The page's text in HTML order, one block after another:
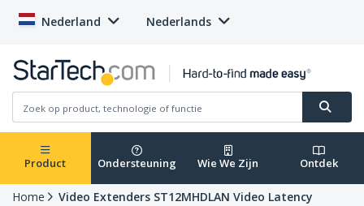
Nederland Nederlands
Product Ondersteuning Wie We Zijn Ontdek
Home Video Extenders ST12MHDLAN Video Latency